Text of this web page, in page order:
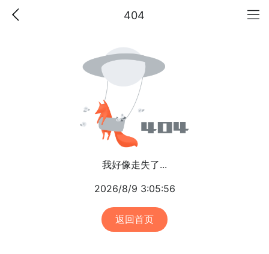
404
我好像走失了...
2026/8/9 3:05:56
返回首页